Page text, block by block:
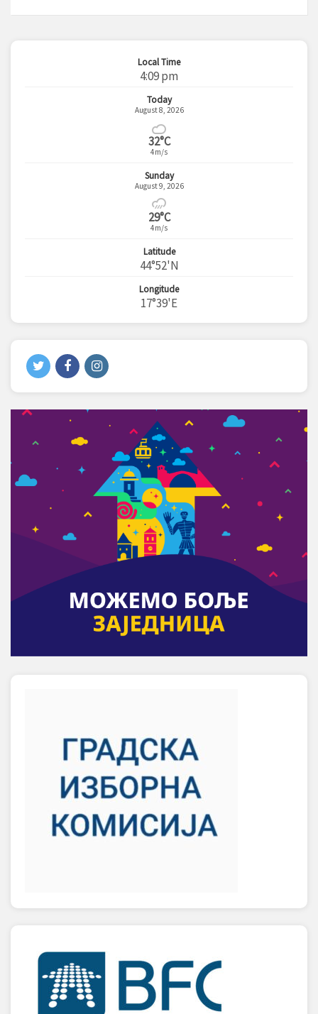
Local Time
4:09 pm
Today
August 8, 2026
32°C
4m/s
Sunday
August 9, 2026
29°C
4m/s
Latitude
44°52'N
Longitude
17°39'E